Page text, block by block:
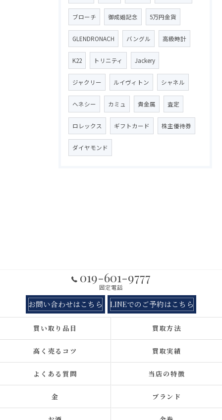
ブローチ 御成婚記念 5万円金貨
GLENDRONACH バングル 高級時計
K22 トリニティ Jackery
ジャクリー ルイヴィトン シャネル
ヘネシー カミュ 貴金属 査定
ロレックス ギフトカード 株主優待券
ダイヤモンド
019-601-9777
固定電話
お問い合わせはこちら LINEでのご予約はこちら
買い取り品目 買取方法
高く売るコツ 買取実績
よくある質問 当店の特徴
金 ブランド